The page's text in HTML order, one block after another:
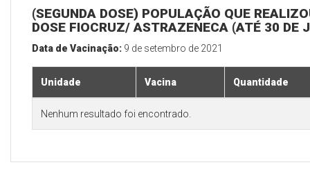
(SEGUNDA DOSE) POPULAÇÃO QUE
DOSE FIOCRUZ/ ASTRAZENECA (ATÉ 30 DE
Data de Vacinação: 9 de setembro de 2021
Unidade Vacina Quantidade
Nenhum resultado foi encontrado.